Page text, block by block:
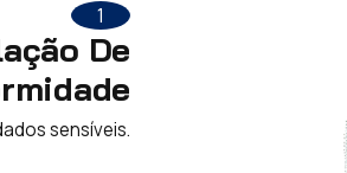
1
De
sensíveis.